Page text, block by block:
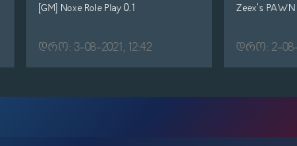
[GM] Noxe Role Play 0.1
დრო: 3-08-2021, 12:42
Zeex's
დრო: 2-08-